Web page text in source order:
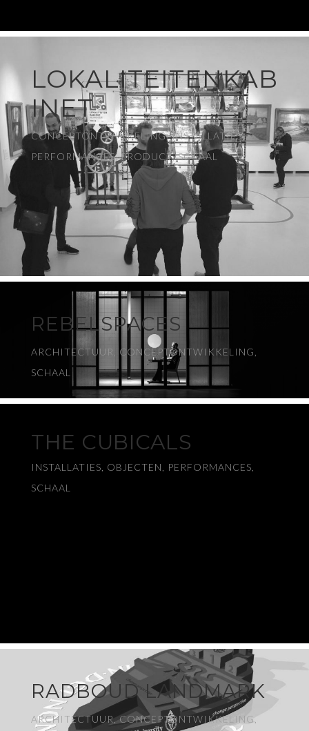
LOKALITEITENKAB
INET
CONCEPTONTWIKKELING, INSTALLATIES,
PERFORMANCES, PRODUCT, SCHAAL
REBELSPACES
ARCHITECTUUR, CONCEPTONTWIKKELING,
SCHAAL
THE CUBICALS
INSTALLATIES, OBJECTEN, PERFORMANCES,
SCHAAL
RADBOUD LANDMARK
ARCHITECTUUR, CONCEPTONTWIKKELING,